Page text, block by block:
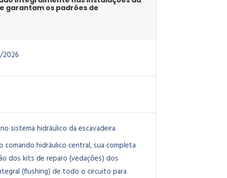
garantam os padrões de
sistema hidráulico da escavadeira
hidráulico central, sua completa
dos kits de reparo (vedações) dos
(flushing) de todo o circuito para